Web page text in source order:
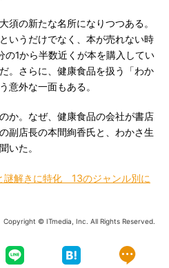
の新たな名所になりつつある。
いうだけでなく、本が売れない時
1から半数近くが本を購入してい
。さらに、健康食品を扱う「わか
意外な一面もある。
か。なぜ、健康食品の会社が書店
副店長の本間絢香氏と、わかさ生
いた。
謎解きに特化 13のジャンル別に
Copyright © ITmedia, Inc. All Rights Reserved.